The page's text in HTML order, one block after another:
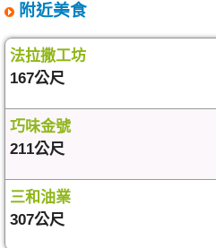
附近美食
法拉撒工坊
167公尺
巧味金號
211公尺
三和油業
307公尺